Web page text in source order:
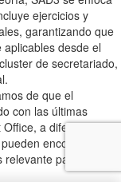
ejercicios y
garantizando que
desde el
de secretariado,
de que el
con las últimas
a diferencia de
encontrarse en
para el